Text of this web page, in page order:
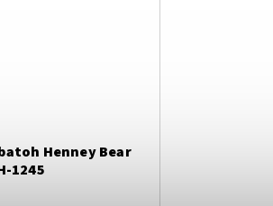
Henney Bear
1245